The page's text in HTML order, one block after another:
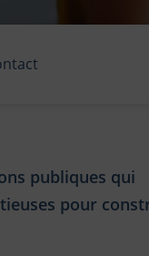
publiques qui
pour